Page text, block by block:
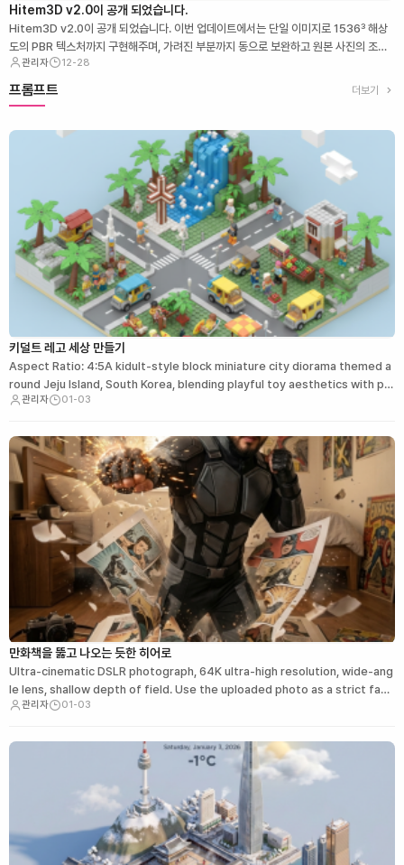
Hitem3D v2.0이 공개 되었습니다.
Hitem3D v2.0이 공개 되었습니다. 이번 업데이트에서는 단일 이미지로 1536³ 해상
도의 PBR 텍스처까지 구현해주며, 가려진 부분까지 동으로 보완하고 원본 사진의 조명
값까지 제거해 깔끔한 재질(Texture)을 입혀주는 게 인상적입니다. 게임 에셋이나 풀컬
러…
관리자 12-28
프롬프트 더보기
키덜트 레고 세상 만들기
Aspect Ratio: 4:5A kidult-style block miniature city diorama themed a
round Jeju Island, South Korea, blending playful toy aesthetics with pr
emium craf…
관리자 01-03
만화책을 뚫고 나오는 듯한 히어로
Ultra-cinematic DSLR photograph, 64K ultra-high resolution, wide-ang
le lens, shallow depth of field. Use the uploaded photo as a strict faci
al referen…
관리자 01-03